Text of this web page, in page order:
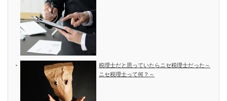
税理士だと思っていたらニセ税理士だった～
ニセ税理士って何？～